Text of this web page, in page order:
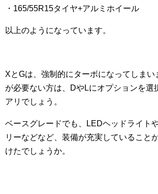
・165/55R15タイヤ+アルミホイール
以上のようになっています。
XとGは、強制的にターボになってしまい
が必要ない方は、DやLにオプションを選
アリでしょう。
ベースグレードでも、LEDヘッドライト
リーなどなど、装備が充実していること
けたでしょうか。